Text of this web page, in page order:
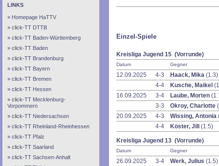
LINKS
Homepage HaTTV
click-TT DTTB
click-TT Baden-Württemberg
click-TT Baden
click-TT Brandenburg
click-TT Bayern
click-TT Bremen
click-TT Hessen
click-TT Mecklenburg-
Vorpommern
click-TT Niedersachsen
click-TT Rheinland-Rheinhessen
click-TT Pfalz
click-TT Saarland
click-TT Sachsen-Anhalt
Einzel-Spiele
Kreisliga Jugend 15 (Vorrunde)
Datum Gegner
12.09.2025 4-3 Haack, Mika (1.3)
4-4
Kusche, Maikel
16.09.2025
3-4 Laube, Morten
3-3
Okroy, Charlotte
20.09.2025
4-3 Wissing, Antonia
4-4
Köster, Jill (1.5)
Kreisliga Jugend 13 (Vorrunde)
Datum Gegner
26.09.2025 3-4 Werk, Julius (1.5)